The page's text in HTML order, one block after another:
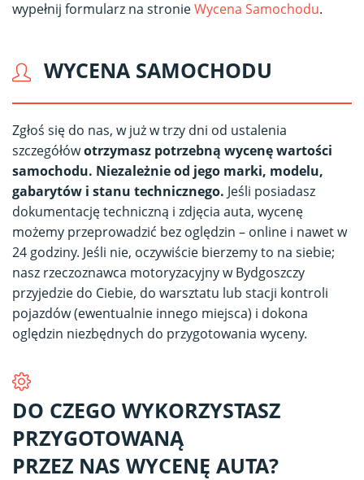
wypełnij formularz na stronieWycena Samochodu.
WYCENA SAMOCHODU
Zgłoś się do nas, w już w trzy dni od ustalenia
szczegółówotrzymasz potrzebną wycenę wartości
samochodu. Niezależnie od jego marki, modelu,
gabarytów i stanu technicznego. Jeśli posiadasz
dokumentację techniczną i zdjęcia auta, wycenę
możemy przeprowadzić bez oględzin – online i nawet w
24 godziny. Jeśli nie, oczywiście bierzemy to na siebie;
nasz rzeczoznawca motoryzacyjny w Bydgoszczy
przyjedzie do Ciebie, do warsztatu lub stacji kontroli
pojazdów (ewentualnie innego miejsca) i dokona
oględzin niezbędnych do przygotowania wyceny.
DO CZEGO WYKORZYSTASZ
PRZYGOTOWANĄ
PRZEZ NAS WYCENĘ AUTA?